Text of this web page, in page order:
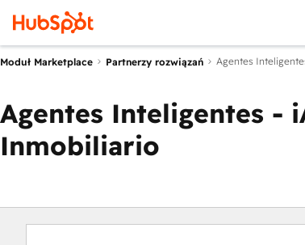
Moduł Marketplace Partnerzy rozwiązań Agentes
Agentes Inteligentes -
Inmobiliario